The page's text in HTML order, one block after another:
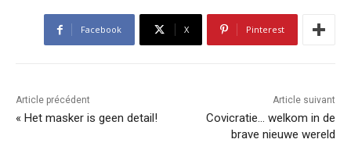
Facebook X Pinterest
Article précédent
« Het masker is geen detail!
Article suivant
Covicratie… welkom in de
brave nieuwe wereld